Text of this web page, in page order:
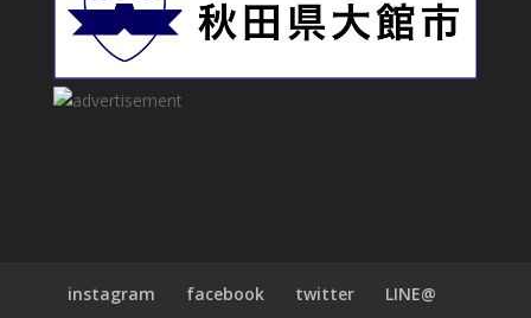
instagram facebook twitter LINE@